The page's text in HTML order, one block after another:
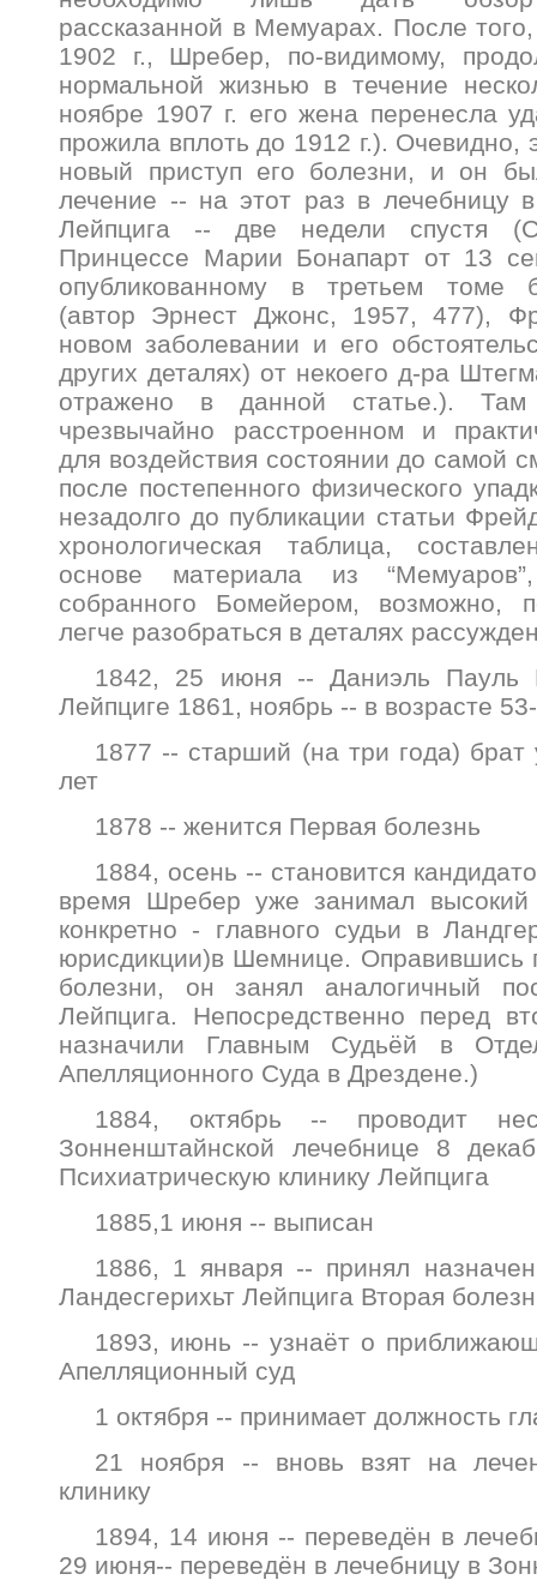
рассказанной в Мемуарах. После
1902 г., Шребер, по-видимому,
нормальной жизнью в течение
ноябре 1907 г. его жена перенесла
прожила вплоть до 1912 г.). Очевидно,
новый приступ его болезни, и он
лечение -- на этот раз в лечебницу
Лейпцига -- две недели спустя
Принцессе Марии Бонапарт от 13
опубликованному в третьем томе
(автор Эрнест Джонс, 1957, 477),
новом заболевании и его
других деталях) от некоего д-ра
отражено в данной статье.).
чрезвычайно расстроенном и
для воздействия состоянии до самой
после постепенного физического
незадолго до публикации статьи
хронологическая таблица,
основе материала из
собранного Бомейером, возможно,
легче разобраться в деталях
1842, 25 июня -- Даниэль Пауль
Лейпциге 1861, ноябрь -- в возрасте
1877 -- старший (на три года) брат
лет
1878 -- женится Первая болезнь
1884, осень -- становится
время Шребер уже занимал высокий
конкретно - главного судьи в
юрисдикции)в Шемнице. Оправившись
болезни, он занял аналогичный
Лейпцига. Непосредственно перед
назначили Главным Судьёй в
Апелляционного Суда в Дрездене.)
1884, октябрь -- проводит
Зонненштайнской лечебнице 8
Психиатрическую клинику Лейпцига
1885,1 июня -- выписан
1886, 1 января -- принял
Ландесгерихьт Лейпцига Вторая
1893, июнь -- узнаёт о
Апелляционный суд
1 октября -- принимает должность
21 ноября -- вновь взят на
клинику
1894, 14 июня -- переведён в
29 июня-- переведён в лечебницу в